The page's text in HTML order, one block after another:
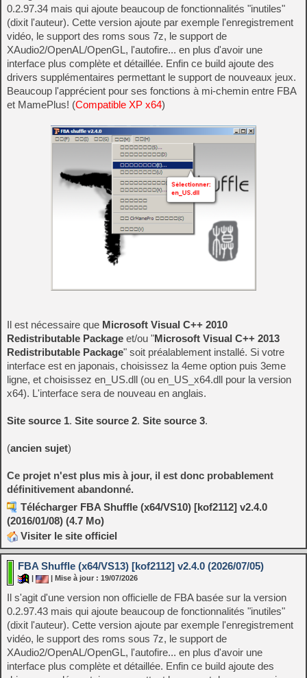
0.2.97.34 mais qui ajoute beaucoup de fonctionnalités "inutiles"
(dixit l'auteur). Cette version ajoute par exemple l'enregistrement
vidéo, le support des roms sous 7z, le support de
XAudio2/OpenAL/OpenGL, l'autofire... en plus d'avoir une
interface plus complète et détaillée. Enfin ce build ajoute des
drivers supplémentaires permettant le support de nouveaux jeux.
Beaucoup l'apprécient pour ses fonctions à mi-chemin entre FBA
et MamePlus! (Compatible XP x64)
Il est nécessaire que Microsoft Visual C++ 2010
Redistributable Package et/ou "Microsoft Visual C++ 2013
Redistributable Package" soit préalablement installé. Si votre
interface est en japonais, choisissez la 4eme option puis 3eme
ligne, et choisissez en_US.dll (ou en_US_x64.dll pour la version
x64). L'interface sera de nouveau en anglais.
Site source 1. Site source 2. Site source 3.
(ancien sujet)
Ce projet n'est plus mis à jour, il est donc probablement
définitivement abandonné.
Télécharger FBA Shuffle (x64/VS10) [kof2112] v2.4.0
(2016/01/08) (4.7 Mo)
Visiter le site officiel
FBA Shuffle (x64/VS13) [kof2112] v2.4.0 (2026/07/05)
| Mise à jour : 19/07/2026
Il s'agit d'une version non officielle de FBA basée sur la version
0.2.97.43 mais qui ajoute beaucoup de fonctionnalités "inutiles"
(dixit l'auteur). Cette version ajoute par exemple l'enregistrement
vidéo, le support des roms sous 7z, le support de
XAudio2/OpenAL/OpenGL, l'autofire... en plus d'avoir une
interface plus complète et détaillée. Enfin ce build ajoute des